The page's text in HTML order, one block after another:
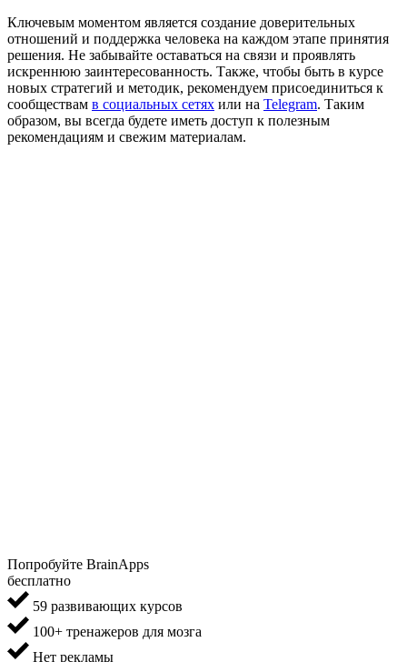
Ключевым моментом является создание доверительных
отношений и поддержка человека на каждом этапе принятия
решения. Не забывайте оставаться на связи и проявлять
искреннюю заинтересованность. Также, чтобы быть в курсе
новых стратегий и методик, рекомендуем присоединиться к
сообществам в социальных сетях или на Telegram. Таким
образом, вы всегда будете иметь доступ к полезным
рекомендациям и свежим материалам.
Попробуйте BrainApps
бесплатно
59 развивающих курсов
100+ тренажеров для мозга
Нет рекламы